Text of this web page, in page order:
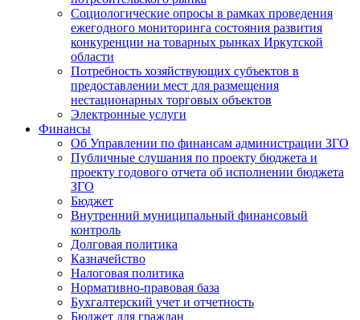
Социологические опросы в рамках проведения
ежегодного мониторинга состояния развития
конкуренции на товарных рынках Иркутской
области
Потребность хозяйствующих субъектов в
предоставлении мест для размещения
нестационарных торговых объектов
Электронные услуги
Финансы
Об Управлении по финансам администрации ЗГО
Публичные слушания по проекту бюджета и
проекту годового отчета об исполнении бюджета
ЗГО
Бюджет
Внутренний муниципальный финансовый
контроль
Долговая политика
Казначейство
Налоговая политика
Нормативно-правовая база
Бухгалтерский учет и отчетность
Бюджет для граждан